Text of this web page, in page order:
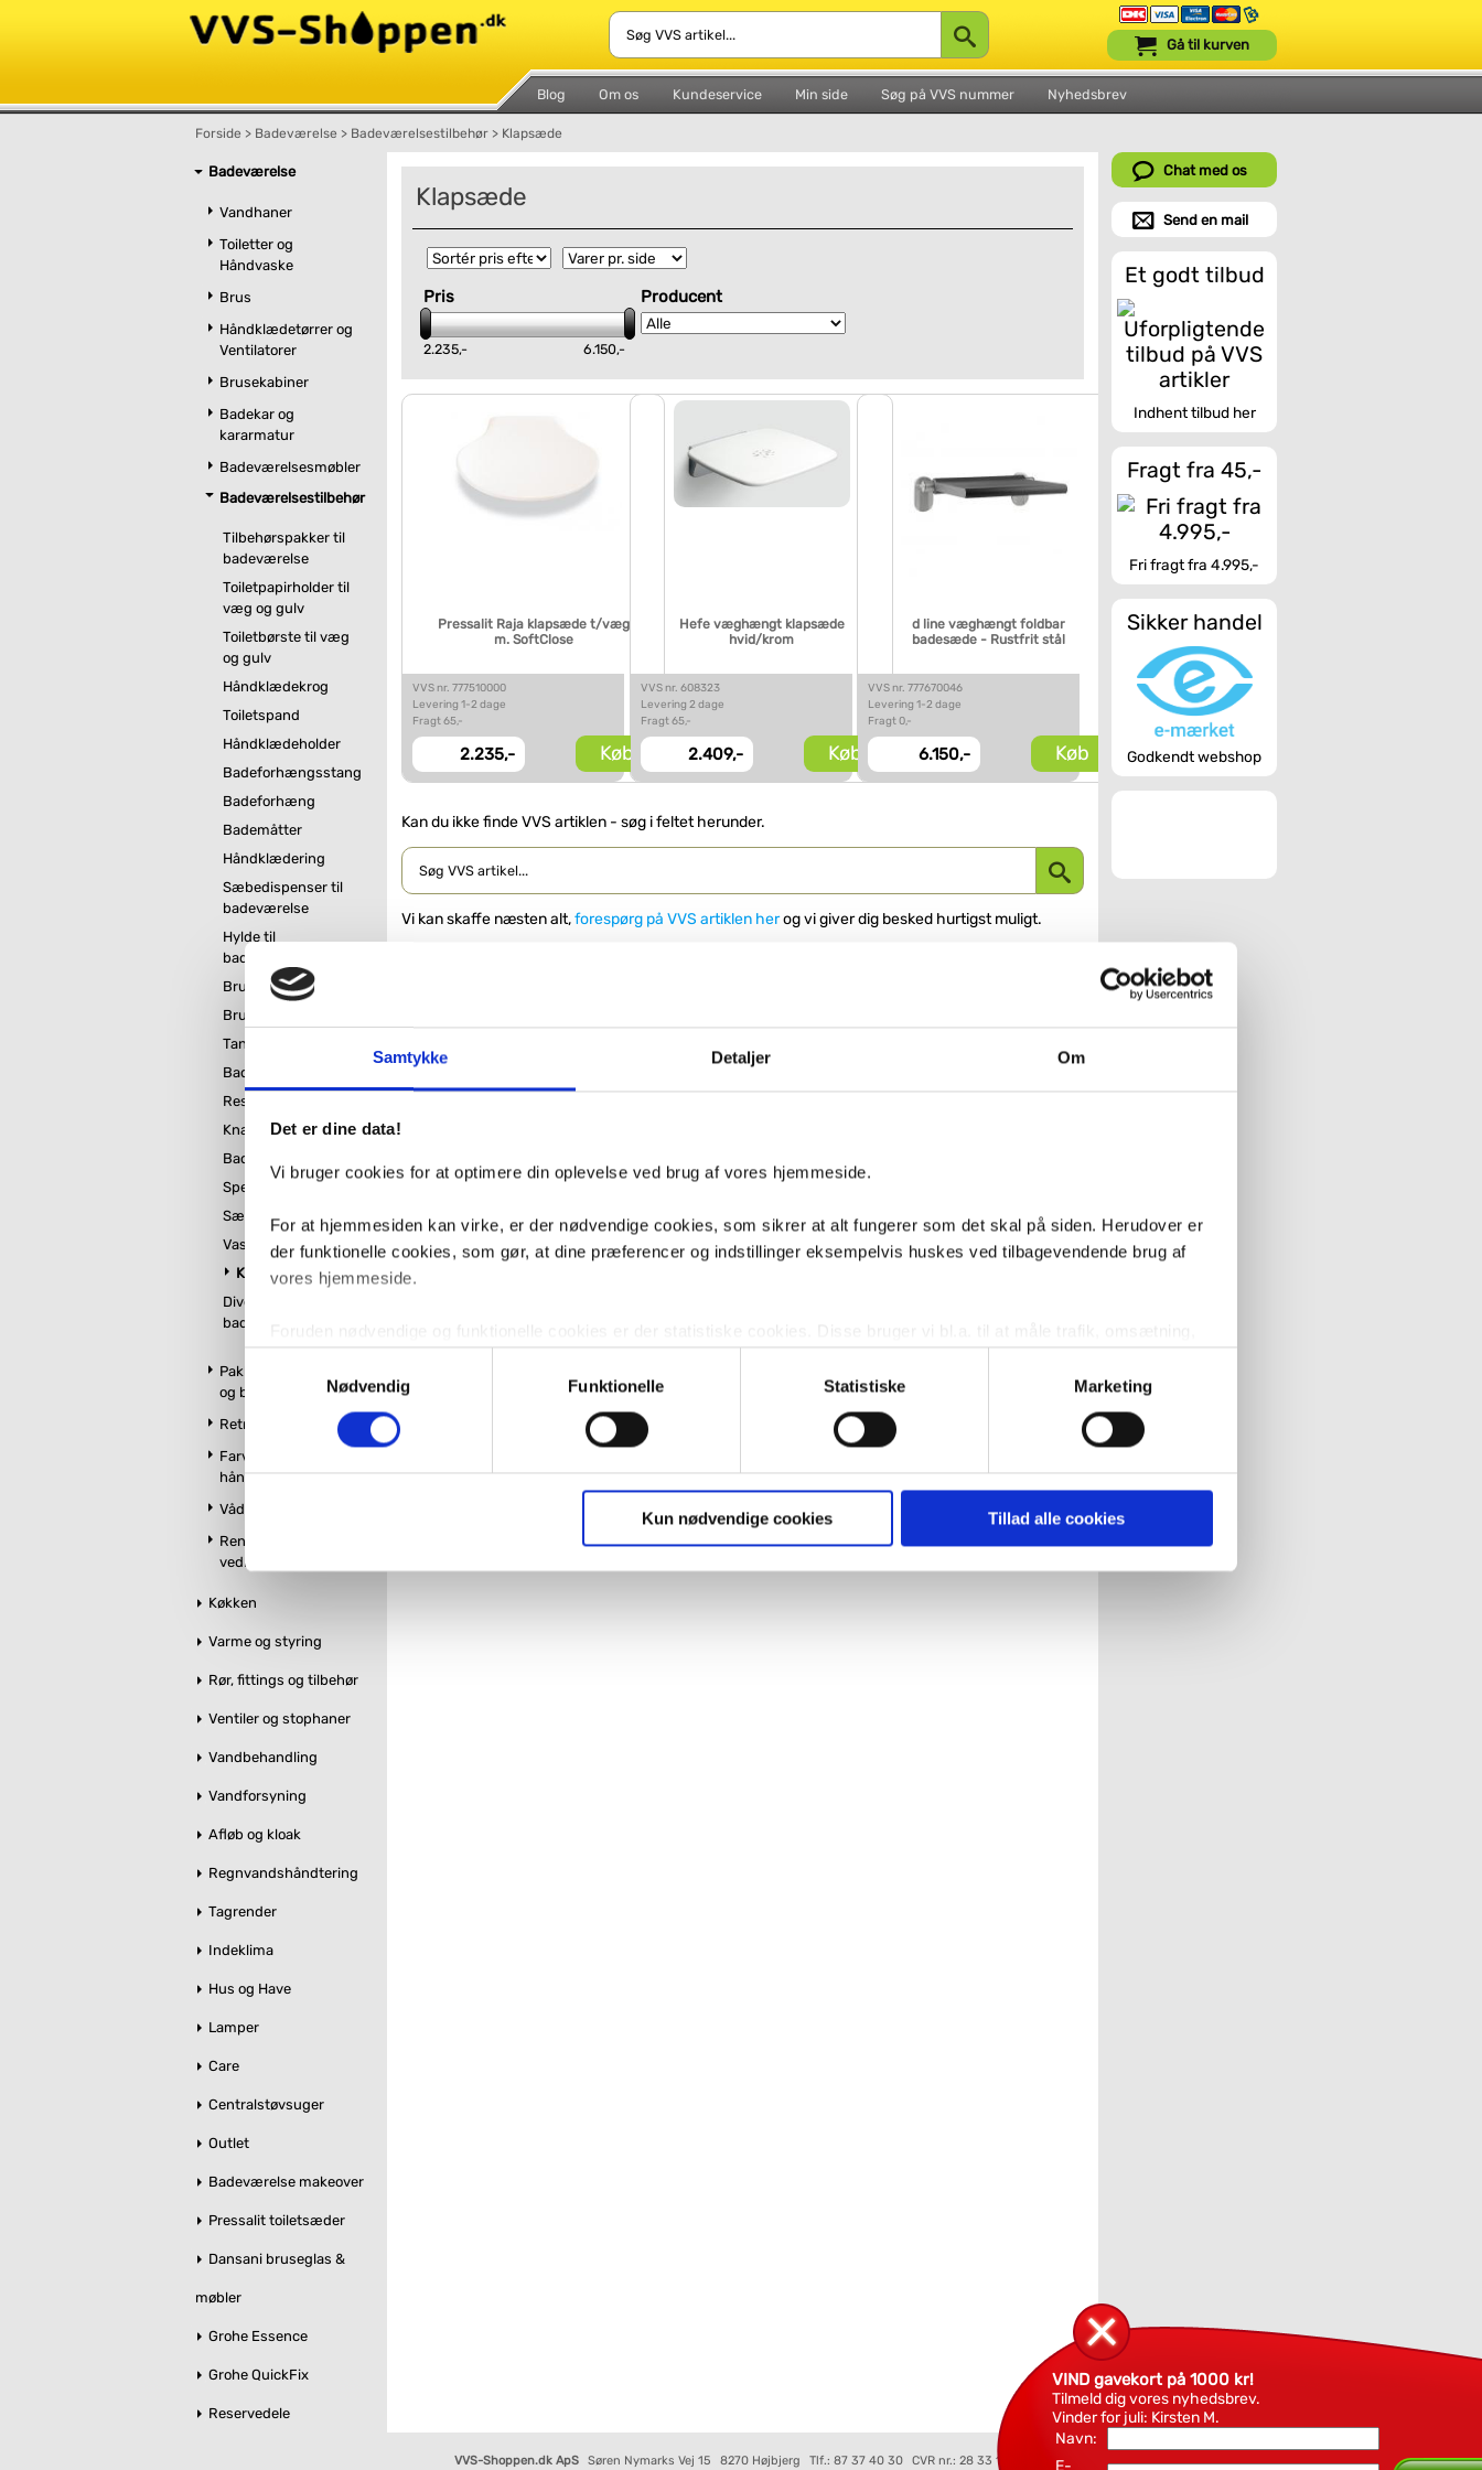
Samtykke Detaljer Om
Det er dine data!
Vi bruger cookies for at optimere din oplevelse ved brug af vores hjemmeside.
For at hjemmesiden kan virke, er der nødvendige cookies, som sikrer at alt fungerer som det skal på siden. Herudover er
der funktionelle cookies, som gør, at dine præferencer og indstillinger eksempelvis huskes ved tilbagevendende brug af
vores hjemmeside.
med henblik på annonceindhold, som giver mening for den enkelte af vores kunder.
VVS-Shoppen.dk bruger både egne cookies og tredjeparts cookies. Ved at klikke 'Vis detaljer' nedenfor kan du se hvilke
Hvis du accepterer alle cookies, så giver du samtykke til de ovenfor nævnte formål med de pågældende cookies. Du har
imidlertid også mulighed for at vælge bestemte cookie-typer til og fra nedenfor. Til enhver tid er det ligeledes muligt, at
ændre i dit samtykke, hvis du måtte ønske det.
Nødvendig
Funktionelle Statistiske Marketing
Kun nødvendige cookies Tillad alle cookies
Blog Om os Kundeservice Min side Søg på VVS nummer Nyhedsbrev
Gå til kurven
Forside > Badeværelse > Badeværelsestilbehør > Klapsæde
Badeværelse
Vandhaner
Toiletter og
Håndvaske
Brus
Håndklædetørrer og
Ventilatorer
Brusekabiner
Badekar og
kararmatur
Badeværelsesmøbler
Badeværelsestilbehør
Tilbehørspakker til
badeværelse
Toiletpapirholder til
væg og gulv
Toiletbørste til væg
og gulv
Håndklædekrog
Toiletspand
Håndklædeholder
Badeforhængsstang
Badeforhæng
Bademåtter
Håndklædering
Sæbedispenser til
badeværelse
Hylde til
badeværelse
Brusekurv
Bruseskraber
Tandkrus
Badevægt
Reservepapirholder
Knagerække
Badekarsgreb
Spejlbeslag
Sæbeskål
Vasketøjskurv
Klapsæde
Diverse
badeværelsestilbehør
Pakker m. vandhane
og brus
Retro badeværelse
Farvet toilet &
håndvask
Vådrumslamper
Rengøring og
vedligeholdelse
Køkken
Varme og styring
Rør, fittings og tilbehør
Ventiler og stophaner
Vandbehandling
Vandforsyning
Afløb og kloak
Regnvandshåndtering
Tagrender
Indeklima
Hus og Have
Lamper
Care
Centralstøvsuger
Outlet
Badeværelse makeover
Pressalit toiletsæder
Dansani bruseglas &
møbler
Grohe Essence
Grohe QuickFix
Reservedele
Klapsæde
Pris
2.235,- 6.150,-
Producent
Pressalit Raja klapsæde t/væg
m. SoftClose
VVS nr. 777510000
Levering 1-2 dage
Fragt 65,-
2.235,- Køb
Hefe væghængt klapsæde
hvid/krom
VVS nr. 608323
Levering 2 dage
Fragt 65,-
2.409,- Køb
d line væghængt foldbar
badesæde - Rustfrit stål
VVS nr. 777670046
Levering 1-2 dage
Fragt 0,-
6.150,- Køb
Kan du ikke finde VVS artiklen - søg i feltet herunder.
Vi kan skaffe næsten alt,forespørg på VVS artiklen herog vi giver dig besked hurtigst muligt.
kan være brug for en plads til et barn, til ældre med dårlig motorik, og derfor har brug for ekstra
for siddeplads kan opstå. Det kunne eksempelvis, ud over badeværelset, være køkkenet, gangen
Pressalit er kendt for særligt deres toiletsæder, som er af høj kvalitet. Med deres kendskab til
produktion produkter af høj kvalitet, gode materialer og god komfort, har de også udviklet
klapsæder med 10 års garanti.
Chat med os
Send en mail
Et godt tilbud
Indhent tilbud her
Fragt fra 45,-
Fri fragt fra 4.995,-
Sikker handel
Godkendt webshop
VVS-Shoppen.dk ApS Søren Nymarks Vej 15 8270 Højbjerg Tlf.: 87 37 40 30 CVR nr.: 28 33 18 94
VIND gavekort på 1000 kr!
Tilmeld dig vores nyhedsbrev.
Vinder for juli: Kirsten M.
Navn:
E-